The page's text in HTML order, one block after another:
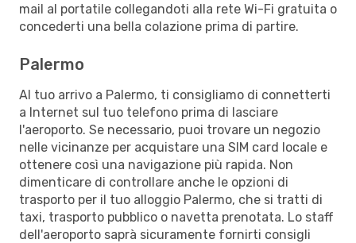
mail al portatile collegandoti alla rete Wi-Fi gratuita o
concederti una bella colazione prima di partire.
Palermo
Al tuo arrivo a Palermo, ti consigliamo di connetterti
a Internet sul tuo telefono prima di lasciare
l'aeroporto. Se necessario, puoi trovare un negozio
nelle vicinanze per acquistare una SIM card locale e
ottenere così una navigazione più rapida. Non
dimenticare di controllare anche le opzioni di
trasporto per il tuo alloggio Palermo, che si tratti di
taxi, trasporto pubblico o navetta prenotata. Lo staff
dell'aeroporto saprà sicuramente fornirti consigli